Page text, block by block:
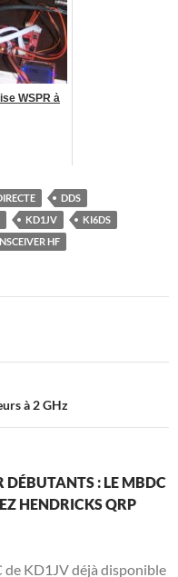
WSPR à
DDS
KD1JV
KI6DS
HF
à 2 GHz
DÉBUTANTS : LE MBDC
HENDRICKS QRP
KD1JV déjà disponible